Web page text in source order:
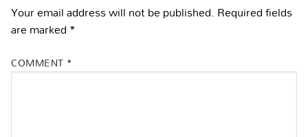
Your email address will not be published. Required fields
are marked*
COMMENT *